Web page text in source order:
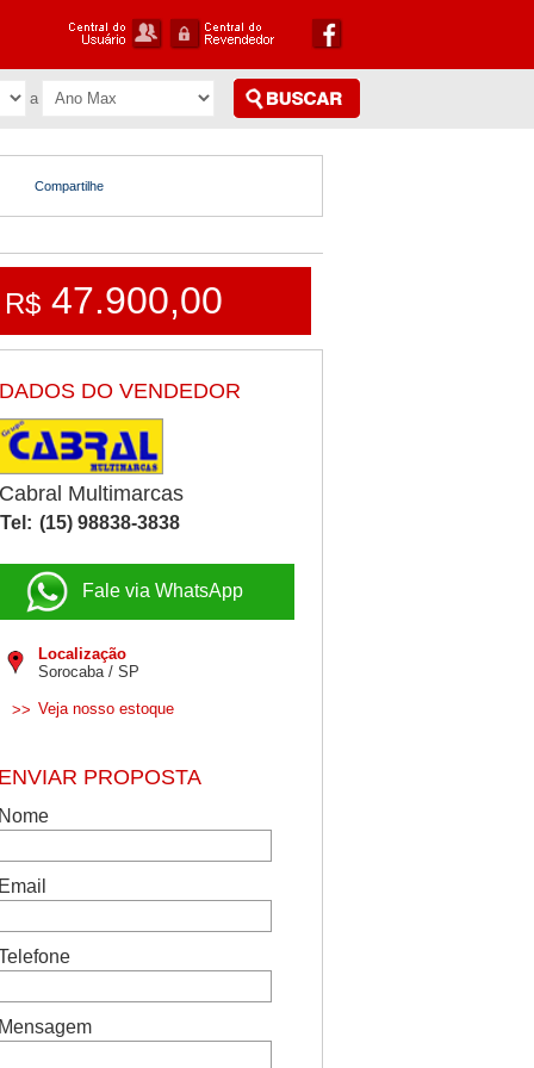
Compartilhe
R$ 47.900,00
DADOS DO VENDEDOR
Cabral Multimarcas
Tel: (15) 98838-3838
Fale via WhatsApp
Localização
Sorocaba / SP
>> Veja nosso estoque